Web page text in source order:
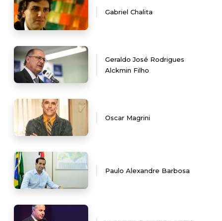
Gabriel Chalita
Geraldo José Rodrigues
Alckmin Filho
Oscar Magrini
Paulo Alexandre Barbosa